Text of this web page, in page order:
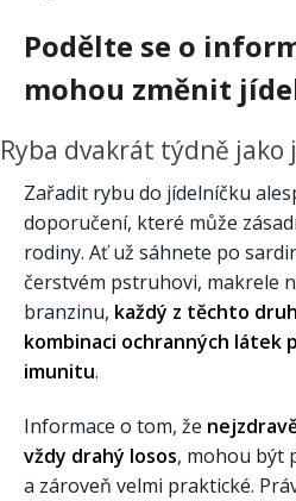
Podělte se o
mohou změnit
Ryba dvakrát týdně
Zařadit rybu do jídelníčku
doporučení, které může
rodiny. Ať už sáhnete po
čerstvém pstruhovi, makrele
branzinu, každý z těchto
kombinaci ochranných látek
imunitu.
Informace o tom, že
vždy drahý losos, mohou být
a zároveň velmi praktické.